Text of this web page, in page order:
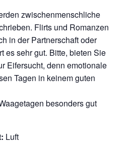
zwischenmenschliche
Flirts und Romanzen
in der Partnerschaft oder
es sehr gut. Bitte, bieten Sie
Eifersucht, denn emotionale
Tagen in keinem guten
besonders gut
Luft